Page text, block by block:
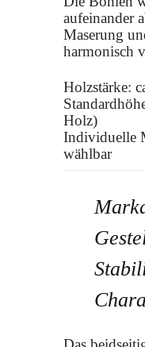
aufeinander
Maserung
harmonisch
Holzstärke:
Holz)
Individuelle
wählbar